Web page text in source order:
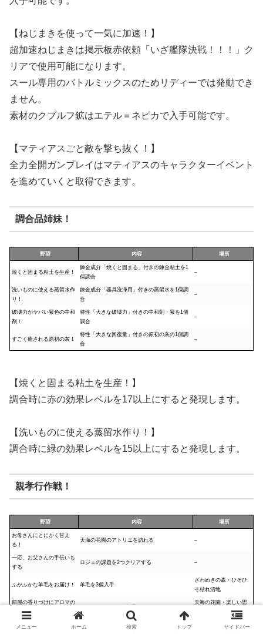
【ねじまきを使って一気に加速！】
超加速ねじまきは掲示板赤依頼「いざ艦隊決戦！！！」ク
リアで使用可能になります。
スール専用のバトルミックスのためリディーでは発動でき
ません。
素材のクプルフ鉱はエテル＝ネピカで入手可能です。
【マティアスごと敵を撃ち抜く！】
全力全開ガンプレイはマティアスのキャラクターイベント
を進めていくと取得できます。
調合品姉妹！
野望 内容 場所
焼くと固まる粘土を生産！
錬金成分「焼くと固まる」付きの錬金粘土を1
個調合
–
洗いものに使える蒸留水作
り！
錬金成分「器具洗浄用」付きの蒸留水を1個調
合
–
破壊力がヤバい紫色の中和
剤！
特性「大きな破壊力」付きの中和剤・紫を1個
調合
–
すごく癒される原初の灰！
特性「大きな回復量」付きの原初の灰の1個調
合
–
【焼くと固まる粘土を生産！】
調合時に赤の効果レベルを17以上にすると発現します。
【洗いものに使える蒸留水作り！】
調合時に緑の効果レベルを15以上にすると発現します。
親孝行作戦！
野望 内容 場所
お母さんにとにかく甘え
る！
天海の花園のアトリエを訪れる –
一応、お父さんの手伝いも
する
ロジェの課題を2つクリアする –
ふかふかな羊毛をお届け！ 羊毛を3個入手
ざわめきの森・ひそひ
そ枯れ沼地
部屋の香りづけにアロマの
香木！
天海の花園・楽しい思
特製の焼き菓子を持ってい
素朴な焼き菓子を1個調合
メニュー ホーム 検索 トップ サイドバー